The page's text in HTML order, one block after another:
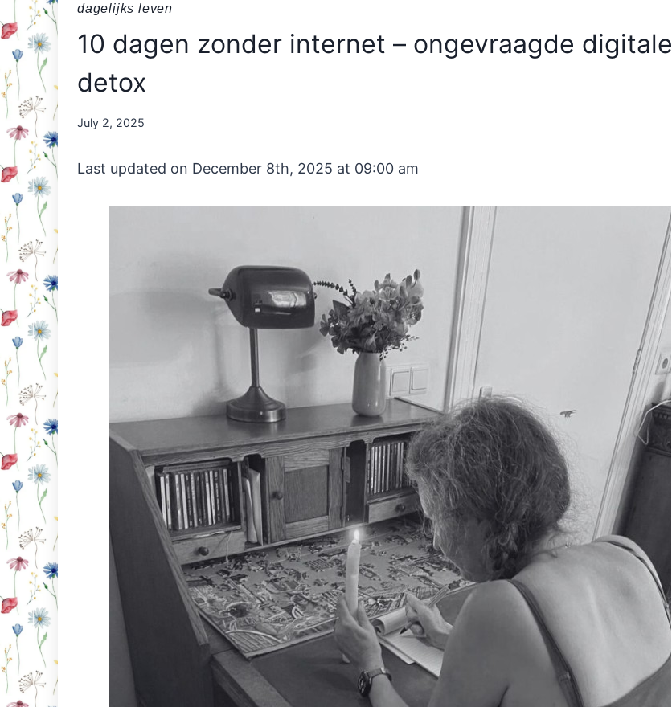
dagelijks leven
10 dagen zonder internet – ongevraagde digitale
detox
By
July 2, 2025
Last updated on December 8th, 2025 at 09:00 am